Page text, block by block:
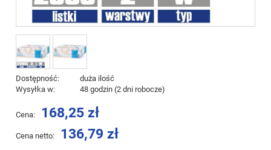
Dostępność:
duża ilość
Wysyłka w:
48 godzin (2 dni robocze)
Cena: 168,25 zł
Cena netto: 136,79 zł